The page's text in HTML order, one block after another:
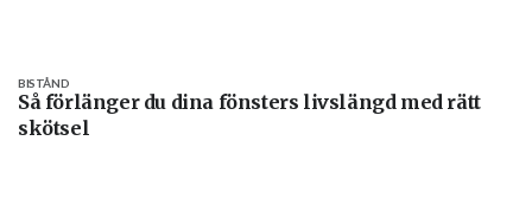
Så förlänger du dina fönsters livslängd med rätt
skötsel
BISTÅND